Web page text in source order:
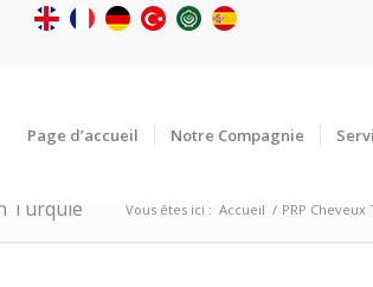
Page d’accueil Notre Compagnie
Turquie Vous êtes ici : Accueil / PRP